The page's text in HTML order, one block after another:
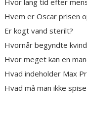
Hvor lang tid efter
Hvem er Oscar prisen
Er kogt vand sterilt?
Hvornår begyndte
Hvor meget kan en
Hvad indeholder Max
Hvad må man ikke